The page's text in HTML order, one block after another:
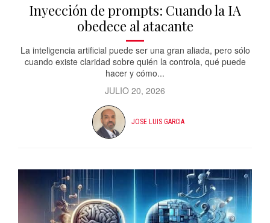
Inyección de prompts: Cuando la IA
obedece al atacante
La inteligencia artificial puede ser una gran aliada, pero sólo
cuando existe claridad sobre quién la controla, qué puede
hacer y cómo...
JULIO 20, 2026
JOSE LUIS GARCIA